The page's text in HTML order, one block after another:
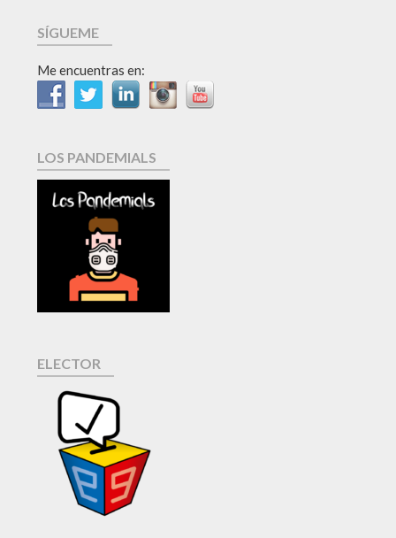
SÍGUEME
Me encuentras en:
LOS PANDEMIALS
ELECTOR